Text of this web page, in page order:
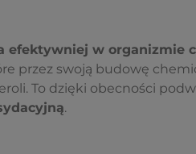
efektywniej w organizmie
przez swoją budowę
To dzięki obecności
.